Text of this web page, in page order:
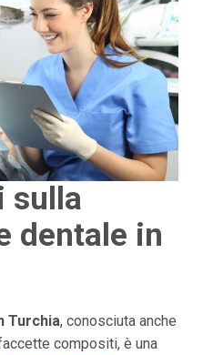
sulla
dentale in
Turchia, conosciuta anche
compositi, è una